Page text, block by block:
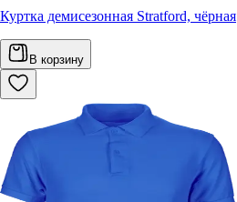
Куртка демисезонная Stratford, чёрная
В корзину